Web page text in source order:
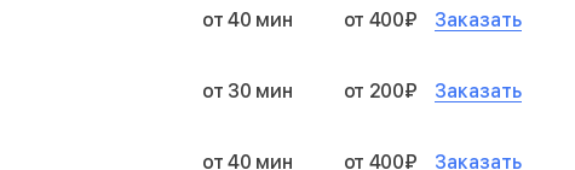
от 40 мин от 400₽ Заказать
от 30 мин от 200₽ Заказать
от 40 мин от 400₽ Заказать